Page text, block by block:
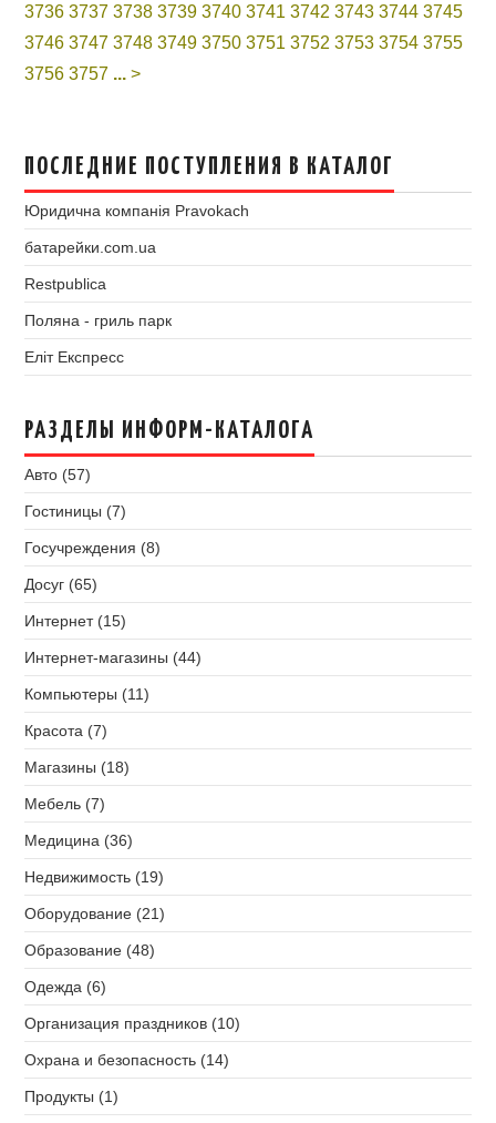
3736 3737 3738 3739 3740 3741 3742 3743 3744 3745
3746 3747 3748 3749 3750 3751 3752 3753 3754 3755
3756 3757 ... >
ПОСЛЕДНИЕ ПОСТУПЛЕНИЯ В КАТАЛОГ
Юридична компанія Pravokach
батарейки.com.ua
Restpublica
Поляна - гриль парк
Еліт Експресс
РАЗДЕЛЫ ИНФОРМ-КАТАЛОГА
Авто (57)
Гостиницы (7)
Госучреждения (8)
Досуг (65)
Интернет (15)
Интернет-магазины (44)
Компьютеры (11)
Красота (7)
Магазины (18)
Мебель (7)
Медицина (36)
Недвижимость (19)
Оборудование (21)
Образование (48)
Одежда (6)
Организация праздников (10)
Охрана и безопасность (14)
Продукты (1)